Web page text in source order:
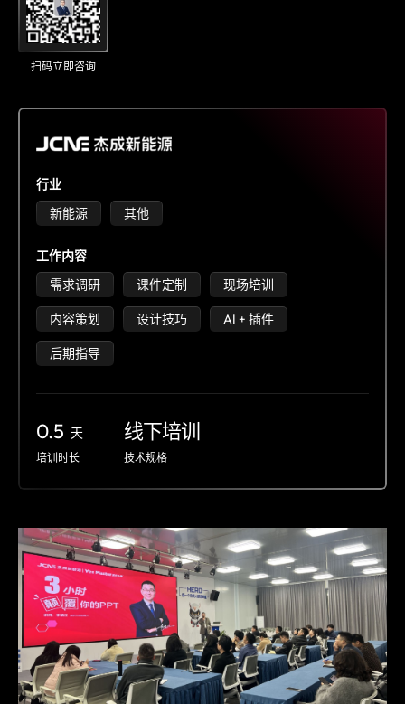
扫码立即咨询
行业
新能源
其他
工作内容
需求调研
课件定制 现场培训
内容策划 设计技巧 AI + 插件
后期指导
0.5 天
培训时长
线下培训
技术规格